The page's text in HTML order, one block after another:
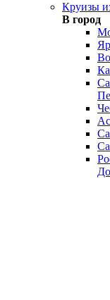
Круизы
В город